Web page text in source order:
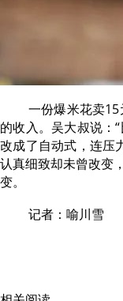
一份爆米花卖
的收入。吴大叔说：
改成了自动式，连压
认真细致却未曾改变
变。
记者：喻川雪